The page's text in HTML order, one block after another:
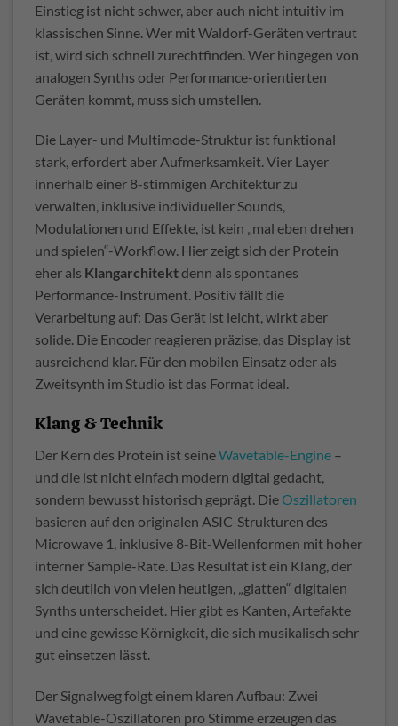
Einstieg ist nicht schwer, aber auch nicht intuitiv im
klassischen Sinne. Wer mit Waldorf-Geräten vertraut
ist, wird sich schnell zurechtfinden. Wer hingegen von
analogen Synths oder Performance-orientierten
Geräten kommt, muss sich umstellen.
Die Layer- und Multimode-Struktur ist funktional
stark, erfordert aber Aufmerksamkeit. Vier Layer
innerhalb einer 8-stimmigen Architektur zu
verwalten, inklusive individueller Sounds,
Modulationen und Effekte, ist kein „mal eben drehen
und spielen“-Workflow. Hier zeigt sich der Protein
eher als Klangarchitektdenn als spontanes
Performance-Instrument. Positiv fällt die
Verarbeitung auf: Das Gerät ist leicht, wirkt aber
solide. Die Encoder reagieren präzise, das Display ist
ausreichend klar. Für den mobilen Einsatz oder als
Zweitsynth im Studio ist das Format ideal.
Klang & Technik
Der Kern des Protein ist seineWavetable-Engine –
und die ist nicht einfach modern digital gedacht,
sondern bewusst historisch geprägt. DieOszillatoren
basieren auf den originalen ASIC-Strukturen des
Microwave 1, inklusive 8-Bit-Wellenformen mit hoher
interner Sample-Rate. Das Resultat ist ein Klang, der
sich deutlich von vielen heutigen, „glatten“ digitalen
Synths unterscheidet. Hier gibt es Kanten, Artefakte
und eine gewisse Körnigkeit, die sich musikalisch sehr
gut einsetzen lässt.
Der Signalweg folgt einem klaren Aufbau: Zwei
Wavetable-Oszillatoren pro Stimme erzeugen das